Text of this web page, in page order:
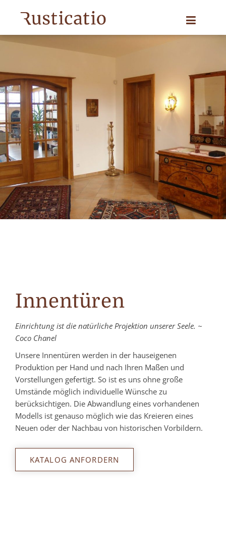
Innentüren
Einrichtung ist die natürliche Projektion unserer Seele. ~
Coco Chanel
Unsere Innentüren werden in der hauseigenen
Produktion per Hand und nach Ihren Maßen und
Vorstellungen gefertigt. So ist es uns ohne große
Umstände möglich individuelle Wünsche zu
berücksichtigen. Die Abwandlung eines vorhandenen
Modells ist genauso möglich wie das Kreieren eines
Neuen oder der Nachbau von historischen Vorbildern.
KATALOG ANFORDERN